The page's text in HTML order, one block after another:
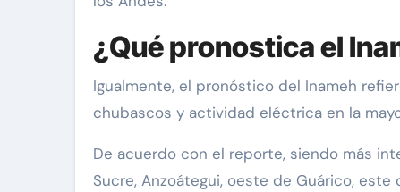
¿Qué pronostica el
Igualmente, el pronóstico del Inameh
chubascos y actividad eléctrica en la
De acuerdo con el reporte, siendo más
Sucre, Anzoátegui, oeste de Guárico,